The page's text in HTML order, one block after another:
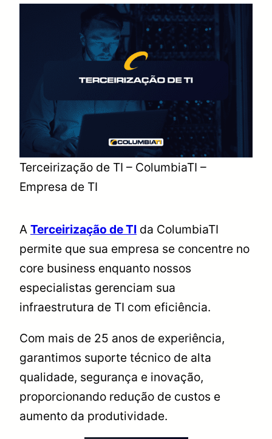
Terceirização de TI – ColumbiaTI –
Empresa de TI
A Terceirização de TI da ColumbiaTI
permite que sua empresa se concentre no
core business enquanto nossos
especialistas gerenciam sua
infraestrutura de TI com eficiência.
Com mais de 25 anos de experiência,
garantimos suporte técnico de alta
qualidade, segurança e inovação,
proporcionando redução de custos e
aumento da produtividade.